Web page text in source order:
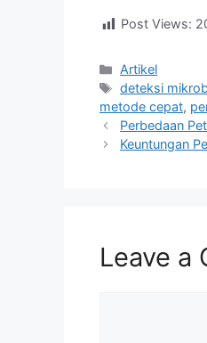
Post Views:
Categories
Artikel
Tags
deteksi
metode cepat,
Perbedaan
Keuntungan
Leave a